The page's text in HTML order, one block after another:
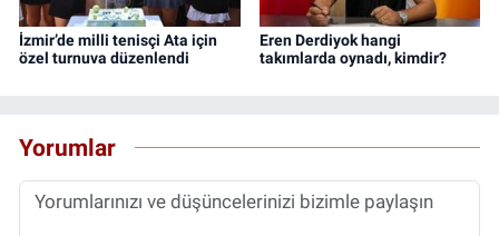
İzmir’de milli tenisçi Ata için
özel turnuva düzenlendi
Eren Derdiyok hangi
takımlarda oynadı, kimdir?
Yorumlar